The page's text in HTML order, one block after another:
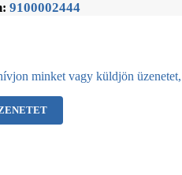
9100002444
minket vagy küldjön